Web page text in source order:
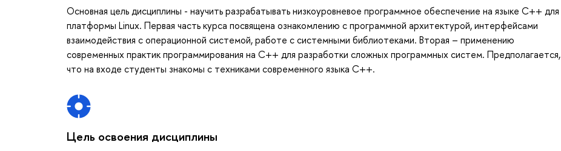
Основная цель дисциплины - научить разрабатывать низкоуровневое программное обеспечение на языке С++ для
платформы Linux. Первая часть курса посвящена ознакомлению с программной архитектурой, интерфейсами
взаимодействия с операционной системой, работе с системными библиотеками. Вторая – применению
современных практик программирования на C++ для разработки сложных программных систем. Предполагается,
что на входе студенты знакомы с техниками современного языка С++.
Цель освоения дисциплины